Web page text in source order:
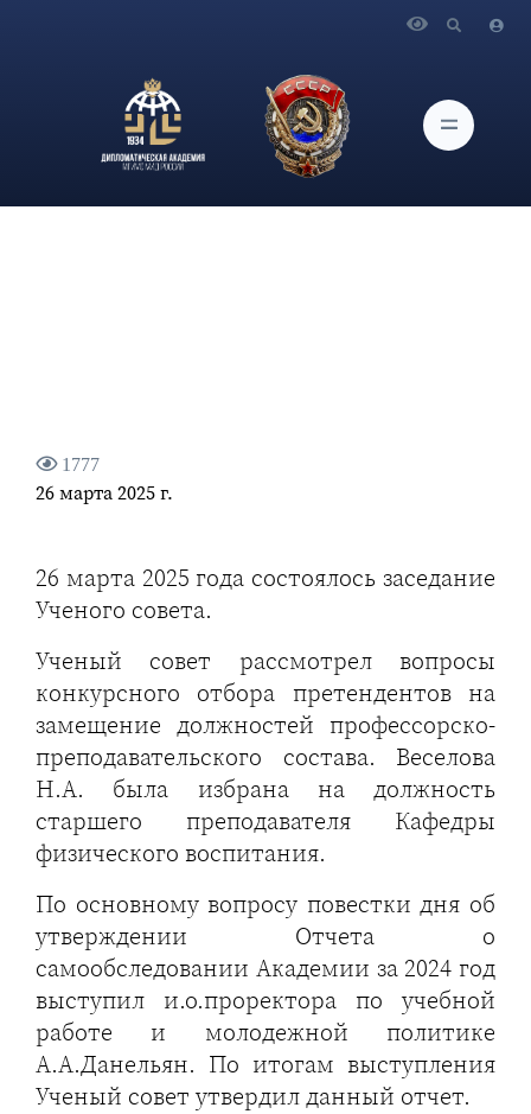
1777
26 марта 2025 г.
26 марта 2025 года состоялось заседание
Ученого совета.
Ученый совет рассмотрел вопросы
конкурсного отбора претендентов на
замещение должностей профессорско-
преподавательского состава. Веселова
Н.А. была избрана на должность
старшего преподавателя Кафедры
физического воспитания.
По основному вопросу повестки дня об
утверждении Отчета о
самообследовании Академии за 2024 год
выступил и.о.проректора по учебной
работе и молодежной политике
А.А.Данельян. По итогам выступления
Ученый совет утвердил данный отчет.